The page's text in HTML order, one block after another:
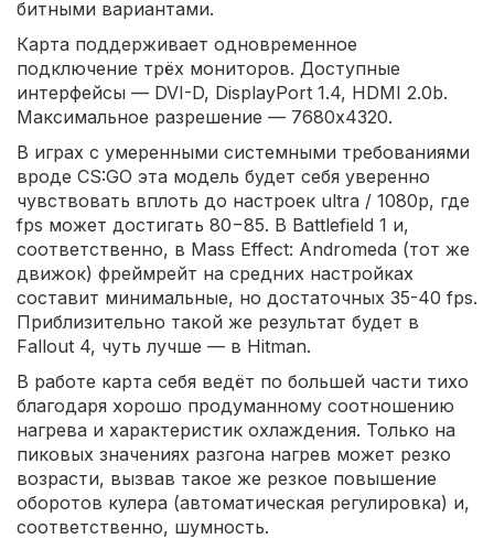
битными вариантами.
Карта поддерживает одновременное
подключение трёх мониторов. Доступные
интерфейсы — DVI-D, DisplayPort 1.4, HDMI 2.0b.
Максимальное разрешение — 7680x4320.
В играх с умеренными системными требованиями
вроде CS:GO эта модель будет себя уверенно
чувствовать вплоть до настроек ultra / 1080p, где
fps может достигать 80−85. В Battlefield 1 и,
соответственно, в Mass Effect: Andromeda (тот же
движок) фреймрейт на средних настройках
составит минимальные, но достаточных 35-40 fps.
Приблизительно такой же результат будет в
Fallout 4, чуть лучше — в Hitman.
В работе карта себя ведёт по большей части тихо
благодаря хорошо продуманному соотношению
нагрева и характеристик охлаждения. Только на
пиковых значениях разгона нагрев может резко
возрасти, вызвав такое же резкое повышение
оборотов кулера (автоматическая регулировка) и,
соответственно, шумность.